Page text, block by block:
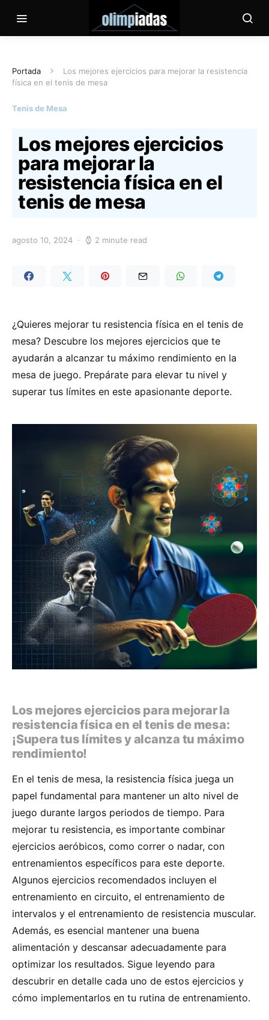
Portada
Los mejores ejercicios para mejorar la resistencia
física en el tenis de mesa
Tenis de Mesa
Los mejores ejercicios
para mejorar la
resistencia física en el
tenis de mesa
agosto 10, 2024 2 minute read
¿Quieres mejorar tu resistencia física en el tenis de
mesa? Descubre los mejores ejercicios que te
ayudarán a alcanzar tu máximo rendimiento en la
mesa de juego. Prepárate para elevar tu nivel y
superar tus límites en este apasionante deporte.
Los mejores ejercicios para mejorar la
resistencia física en el tenis de mesa:
¡Supera tus límites y alcanza tu máximo
rendimiento!
En el tenis de mesa, la resistencia física juega un
papel fundamental para mantener un alto nivel de
juego durante largos periodos de tiempo. Para
mejorar tu resistencia, es importante combinar
ejercicios aeróbicos, como correr o nadar, con
entrenamientos específicos para este deporte.
Algunos ejercicios recomendados incluyen el
entrenamiento en circuito, el entrenamiento de
intervalos y el entrenamiento de resistencia muscular.
Además, es esencial mantener una buena
alimentación y descansar adecuadamente para
optimizar los resultados. Sigue leyendo para
descubrir en detalle cada uno de estos ejercicios y
cómo implementarlos en tu rutina de entrenamiento.